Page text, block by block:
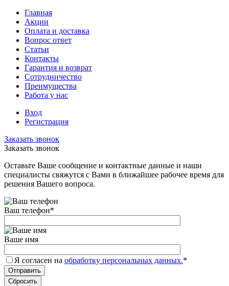
Главная
Акции
Оплата и доставка
Вопрос ответ
Статьи
Контакты
Гарантия и возврат
Сотрудничество
Преимущества
Работа у нас
Вход
Регистрация
Заказать звонок
Заказать звонок
Оставьте Ваше сообщение и контактные данные и наши
специалисты свяжутся с Вами в ближайшее рабочее время для
решения Вашего вопроса.
Ваш телефон*
Ваше имя
Я согласен на обработку персональных данных.*